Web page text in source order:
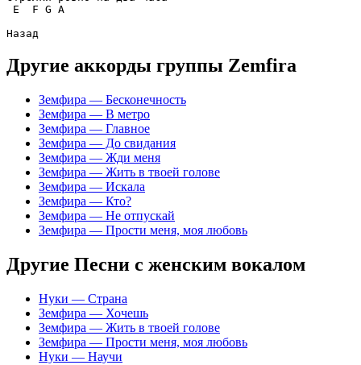
E
F G A
Другие аккорды группы Zemfira
Земфира — Бесконечность
Земфира — В метро
Земфира — Главное
Земфира — До свидания
Земфира — Жди меня
Земфира — Жить в твоей голове
Земфира — Искала
Земфира — Кто?
Земфира — Не отпускай
Земфира — Прости меня, моя любовь
Другие Песни с женским вокалом
Нуки — Страна
Земфира — Хочешь
Земфира — Жить в твоей голове
Земфира — Прости меня, моя любовь
Нуки — Научи